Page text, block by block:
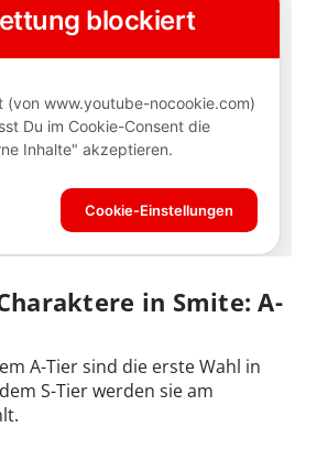
in Smite: A-
A-Tier sind die erste Wahl in
S-Tier werden sie am